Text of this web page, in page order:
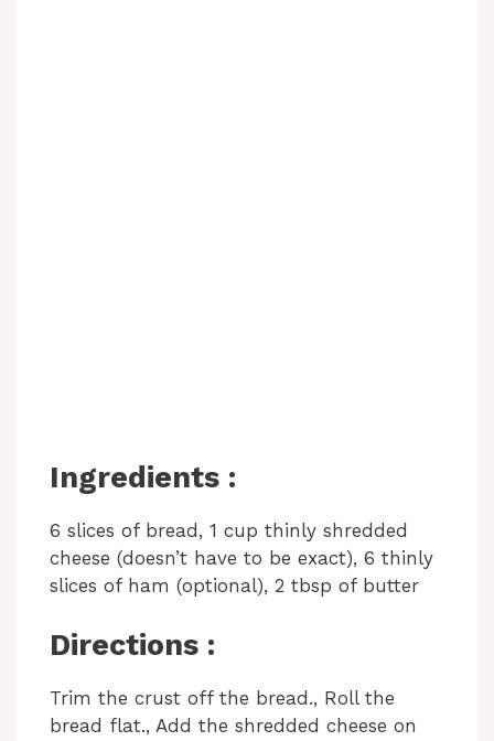
Ingredients :
6 slices of bread, 1 cup thinly shredded
cheese (doesn’t have to be exact), 6 thinly
slices of ham (optional), 2 tbsp of butter
Directions :
Trim the crust off the bread., Roll the
bread flat., Add the shredded cheese on